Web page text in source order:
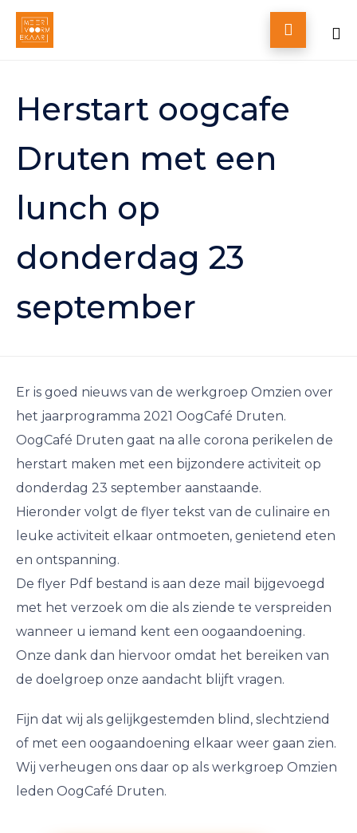

content
Herstart oogcafe
Druten met een
lunch op
donderdag 23
september
Er is goed nieuws van de werkgroep Omzien over
het jaarprogramma 2021 OogCafé Druten.
OogCafé Druten gaat na alle corona perikelen de
herstart maken met een bijzondere activiteit op
donderdag 23 september aanstaande.
Hieronder volgt de flyer tekst van de culinaire en
leuke activiteit elkaar ontmoeten, genietend eten
en ontspanning.
De flyer Pdf bestand is aan deze mail bijgevoegd
met het verzoek om die als ziende te verspreiden
wanneer u iemand kent een oogaandoening.
Onze dank dan hiervoor omdat het bereiken van
de doelgroep onze aandacht blijft vragen.
Fijn dat wij als gelijkgestemden blind, slechtziend
of met een oogaandoening elkaar weer gaan zien.
Wij verheugen ons daar op als werkgroep Omzien
leden OogCafé Druten.